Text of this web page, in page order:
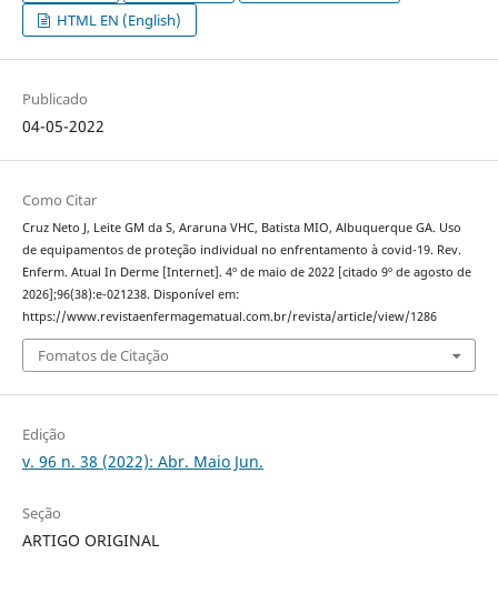
HTML EN (English)
Publicado
04-05-2022
Como Citar
Cruz Neto J, Leite GM da S, Araruna VHC, Batista MIO, Albuquerque GA. Uso
de equipamentos de proteção individual no enfrentamento à covid-19. Rev.
Enferm. Atual In Derme [Internet]. 4º de maio de 2022 [citado 9º de agosto de
2026];96(38):e-021238. Disponível em:
https://www.revistaenfermagematual.com.br/revista/article/view/1286
Fomatos de Citação
Edição
v. 96 n. 38 (2022): Abr. Maio Jun.
Seção
ARTIGO ORIGINAL